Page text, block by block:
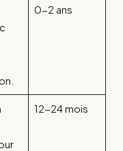
0-2 ans
12-24 mois